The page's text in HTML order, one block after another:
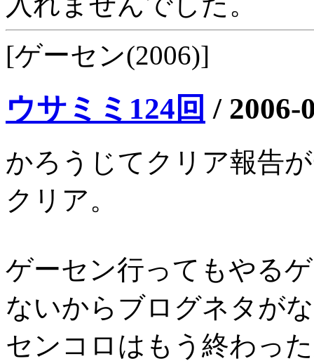
[ゲーセン(2006)]
ウサミミ124回 / 2006-
かろうじてクリア報告
クリア。
ゲーセン行ってもやる
ないからブログネタが
センコロはもう終わっ